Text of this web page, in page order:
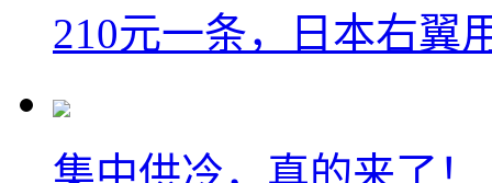
210元一条，日本右翼
集中供冷，真的来了！